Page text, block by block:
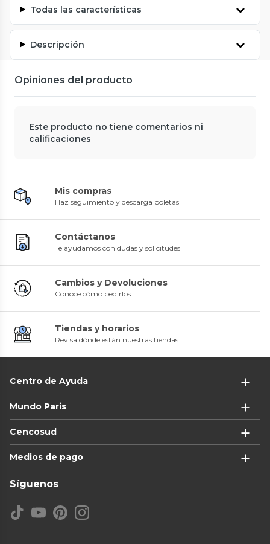
Todas las características
Descripción
Opiniones del producto
Este producto no tiene comentarios ni
calificaciones
Mis compras
Haz seguimiento y descarga boletas
Contáctanos
Te ayudamos con dudas y solicitudes
Cambios y Devoluciones
Conoce cómo pedirlos
Tiendas y horarios
Revisa dónde están nuestras tiendas
Centro de Ayuda
Mundo Paris
Cencosud
Medios de pago
Síguenos